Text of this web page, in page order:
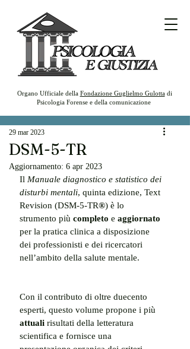
Organo Ufficiale della Fondazione Guglielmo Gulottadi
Psicologia Forense e della comunicazione
DSM-5-TR
29 mar 2023
Aggiornamento: 6 apr 2023
Il Manuale diagnostico e statistico dei
disturbi mentali, quinta edizione, Text
Revision (DSM-5-TR®) è lo
strumento più completo e aggiornato
per la pratica clinica a disposizione
dei professionisti e dei ricercatori
nell’ambito della salute mentale.
Con il contributo di oltre duecento
esperti, questo volume propone i più
attuali risultati della letteratura
scientifica e fornisce una